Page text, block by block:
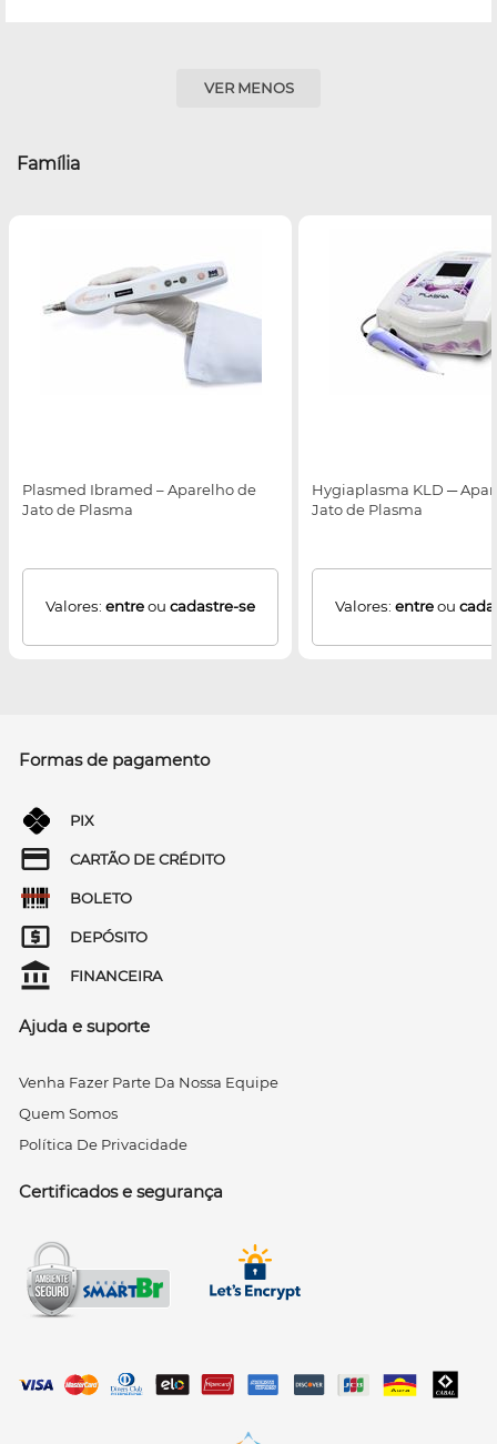
VER MENOS
Família
Plasmed Ibramed – Aparelho de
Jato de Plasma
Valores: entreou cadastre-se
Hygiaplasma KLD ─
Jato de Plasma
Valores: entreou
Formas de pagamento
PIX
CARTÃO DE CRÉDITO
BOLETO
DEPÓSITO
FINANCEIRA
Ajuda e suporte
Venha Fazer Parte Da Nossa Equipe
Quem Somos
Política De Privacidade
Certificados e segurança